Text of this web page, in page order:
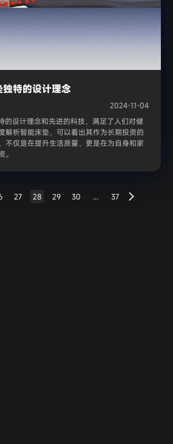
特的设计理念
2024-11-04
的设计理念和先进的科技，满足了人们对健
解析智能床垫，可以看出其作为长期投资的
不仅是在提升生活质量，更是在为自身和家
。
27 28 29 30 ... 37